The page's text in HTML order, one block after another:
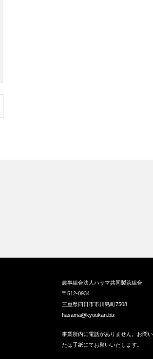
農事組合法人ハサマ共同製茶組合
〒512-0934
三重県四日市市川島町7508
hasama@kyoukan.biz
事業所内に電話がありません。お問
たは手紙にてお願いいたします。